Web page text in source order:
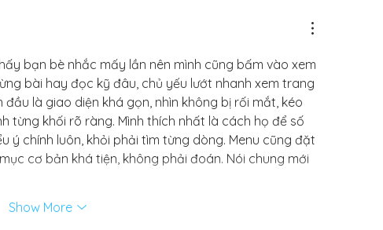
bạn bè nhắc mấy lần nên mình cũng bấm vào xem
bài hay đọc kỹ đâu, chủ yếu lướt nhanh xem trang
là giao diện khá gọn, nhìn không bị rối mắt, kéo
từng khối rõ ràng. Mình thích nhất là cách họ để số
ý chính luôn, khỏi phải tìm từng dòng. Menu cũng đặt
cơ bản khá tiện, không phải đoán. Nói chung mới
Show More